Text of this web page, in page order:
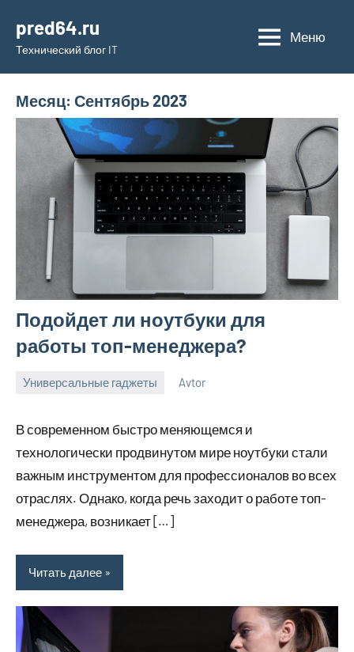
содержимому
pred64.ru
Технический блог IT
Меню
Месяц: Сентябрь 2023
Подойдет ли ноутбуки для
работы топ-менеджера?
Универсальные гаджеты
2023
Avtor
В современном быстро меняющемся и
технологически продвинутом мире ноутбуки стали
важным инструментом для профессионалов во всех
отраслях. Однако, когда речь заходит о работе топ-
менеджера, возникает […]
Читать далее